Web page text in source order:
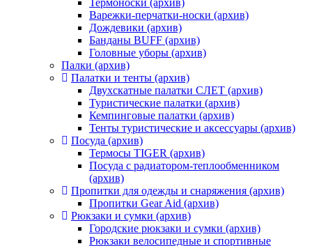
Термоноски (архив)
Варежки-перчатки-носки (архив)
Дождевики (архив)
Банданы BUFF (архив)
Головные уборы (архив)
Палки (архив)
Палатки и тенты (архив)
Двухскатные палатки СЛЕТ (архив)
Туристические палатки (архив)
Кемпинговые палатки (архив)
Тенты туристические и аксессуары (архив)
Посуда (архив)
Термосы TIGER (архив)
Посуда с радиатором-теплообменником
(архив)
Пропитки для одежды и снаряжения (архив)
Пропитки Gear Aid (архив)
Рюкзаки и сумки (архив)
Городские рюкзаки и сумки (архив)
Рюкзаки велосипедные и спортивные